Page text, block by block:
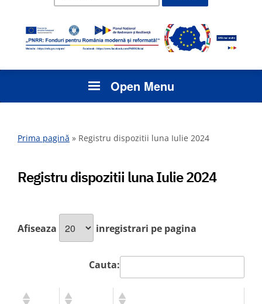
Open Menu
Prima pagină » Registru dispozitii luna Iulie 2024
Registru dispozitii luna Iulie 2024
Afiseaza inregistrari pe pagina
Cauta: